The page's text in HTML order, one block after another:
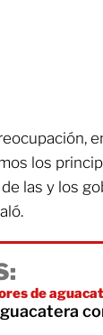
los
las y los
de